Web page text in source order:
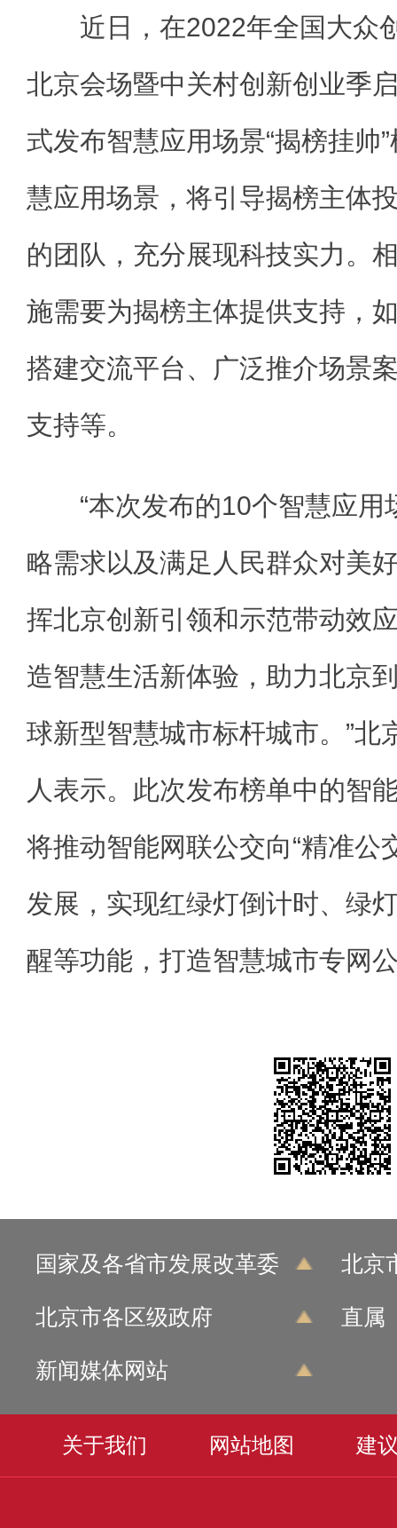
近日，在2022年全国大众
北京会场暨中关村创新创业季
式发布智慧应用场景“揭榜挂帅
慧应用场景，将引导揭榜主体
的团队，充分展现科技实力。
施需要为揭榜主体提供支持，
搭建交流平台、广泛推介场景
支持等。
“本次发布的10个智慧应用
略需求以及满足人民群众对美
挥北京创新引领和示范带动效
造智慧生活新体验，助力北京
球新型智慧城市标杆城市。”北
人表示。此次发布榜单中的智
将推动智能网联公交向“精准公
发展，实现红绿灯倒计时、绿
醒等功能，打造智慧城市专网
国家及各省市发展改革委 北京
北京市各区级政府 直属
新闻媒体网站
关于我们 网站地图 建